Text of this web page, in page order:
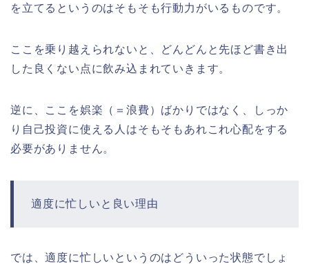
を立てるというのはそもそも行動力がいるものです。
ここを乗り越えられないと、どんどんと先ほど書き出
した良くない点に飲み込まれていきます。
逆に、ここを娯楽（＝浪費）ばかりではなく、しっか
り自己投資に使える人はそもそもあれこれ心配をする
必要がありません。
適度に忙しいと良い理由
では、適度に忙しいというのはどういった状態でしょ